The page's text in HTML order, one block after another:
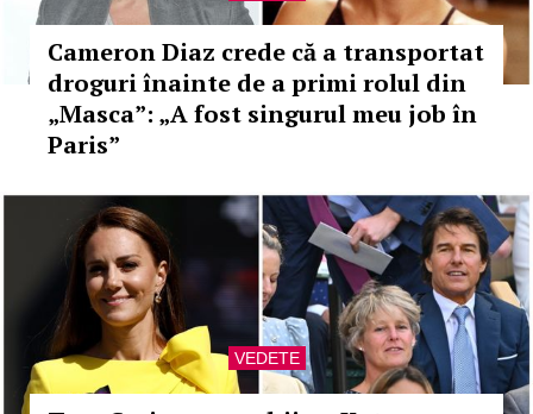
Cameron Diaz crede că a transportat
droguri înainte de a primi rolul din
„Masca”: „A fost singurul meu job în
Paris”
VEDETE